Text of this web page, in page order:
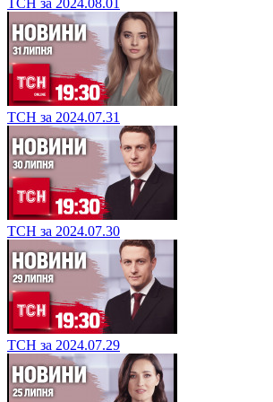
ТСН за 2024.07.31
ТСН за 2024.07.30
ТСН за 2024.07.29